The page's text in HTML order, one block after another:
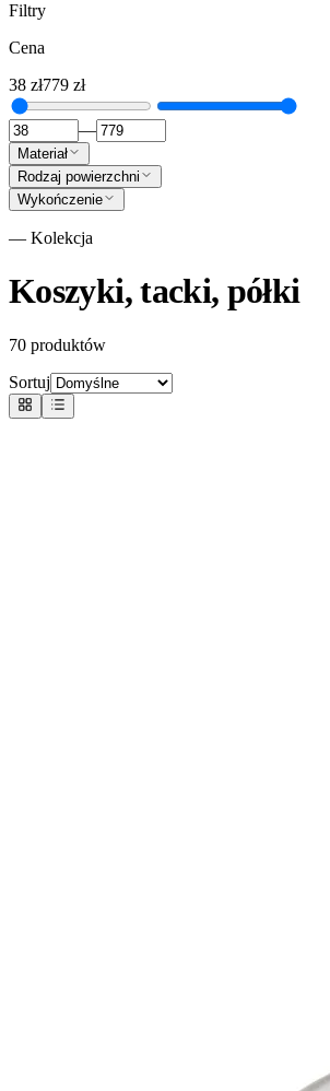
Filtry
Cena
38 zł779 zł
—
Materiał
Rodzaj powierzchni
Wykończenie
— Kolekcja
Koszyki, tacki, półki
70 produktów
Sortuj